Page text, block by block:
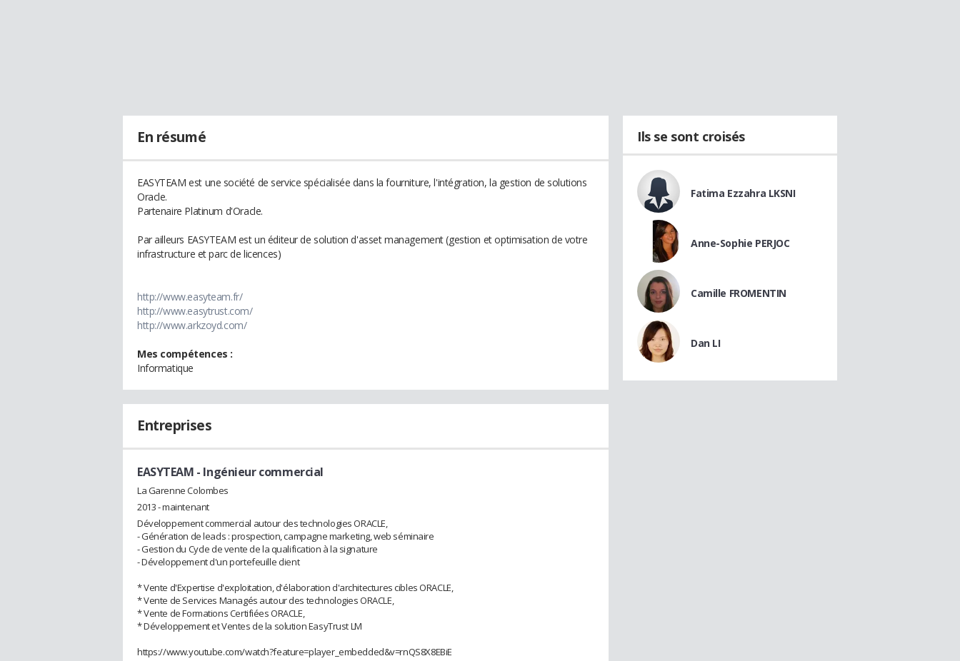
En résumé
EASYTEAM est une société de service spécialisée dans la fourniture, l'intégration, la gestion de solutions
Oracle.
Partenaire Platinum d'Oracle.
Par ailleurs EASYTEAM est un éditeur de solution d'asset management (gestion et optimisation de votre
infrastructure et parc de licences)
http://www.easyteam.fr/
http://www.easytrust.com/
http://www.arkzoyd.com/
Mes compétences :
Informatique
Entreprises
EASYTEAM - Ingénieur commercial
La Garenne Colombes
2013 - maintenant
Développement commercial autour des technologies ORACLE,
- Génération de leads : prospection, campagne marketing, web séminaire
- Gestion du Cycle de vente de la qualification à la signature
- Développement d'un portefeuille client
* Vente d'Expertise d'exploitation, d'élaboration d'architectures cibles ORACLE,
* Vente de Services Managés autour des technologies ORACLE,
* Vente de Formations Certifiées ORACLE,
* Développement et Ventes de la solution EasyTrust LM
https://www.youtube.com/watch?feature=player_embedded&v=rnQS8X8EBiE
Ils se sont croisés
Fatima Ezzahra LKSNI
Anne-Sophie PERJOC
Camille FROMENTIN
Dan LI